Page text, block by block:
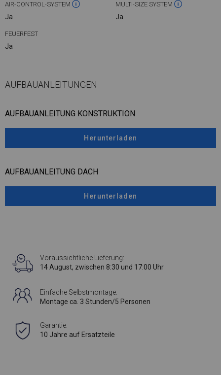
AIR-CONTROL-SYSTEM
Ja
MULTI-SIZE SYSTEM
Ja
FEUERFEST
Ja
AUFBAUANLEITUNGEN
AUFBAUANLEITUNG KONSTRUKTION
Herunterladen
AUFBAUANLEITUNG DACH
Herunterladen
Voraussichtliche Lieferung:
14 August, zwischen 8:30 und 17:00 Uhr
Einfache Selbstmontage:
Montage ca. 3 Stunden/5 Personen
Garantie:
10 Jahre auf Ersatzteile